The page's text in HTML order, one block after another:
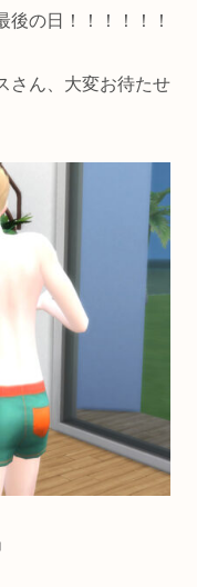
の日！！！！！！
さん、大変お待たせ